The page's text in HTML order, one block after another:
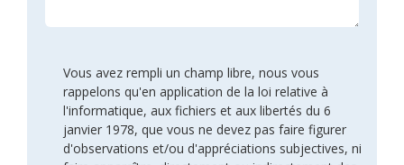
Vous avez rempli un champ libre, nous vous
rappelons qu'en application de la loi relative à
l'informatique, aux fichiers et aux libertés du 6
janvier 1978, que vous ne devez pas faire figurer
d'observations et/ou d'appréciations subjectives, ni